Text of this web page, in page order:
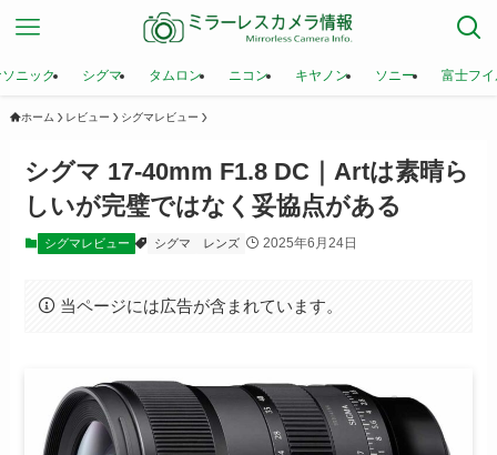
ニック シグマ タムロン ニコン キヤノン ソニー 富士フ
ホーム レビュー シグマレビュー
シグマ 17-40mm F1.8 DC｜Artは素晴ら
しいが完璧ではなく妥協点がある
シグマレビュー シグマ レンズ 2025年6月24日
当ページには広告が含まれています。